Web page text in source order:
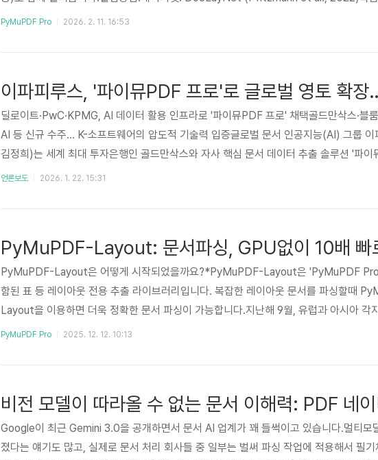
ation) 세트: 6,480 페이지문서 카테고리: 재무 보고서, 과학 논문, 특허, 매뉴얼, 법률
PyMuPDF Pro 2026. 2. 11. 16:53
딜로이트·PwC·KPMG, AI 데이터 활용 인프라로 '파이뮤PDF 프로' 채택골드만삭스·블
AI 등 신규 수주… K-소프트웨어의 압도적 기술력 입증글로벌 문서 인공지능(AI) 그룹 이
김정희)는 세계 최대 투자은행인 골드만삭스와 자사 핵심 문서 데이터 추출 솔루션 '파
yMuPDF Pro)' 공급 계약을 체결했다고 밝혔다. 아울러 블룸버그, 세일즈포스, 미스트랄
언론보도 2026. 1. 22. 15:31
PyMuPDF-Layout은 어떻게 시작되었을까요?*PyMuPDF-Layout은 'PyMuPDF
함된 표 등 레이아웃 전용 추출 라이브러리입니다. 복잡한 레이아웃 문서를 파싱할때
Layout을 이용하면 더욱 정확한 문서 파싱이 가능합니다.지난해 9월, 유럽과 아시아 각
Papyrus와 Artifex 팀원들이 한자리에 모였습니다.( ePapyrus와 Artifex는 전 세계 거
PyMuPDF Pro 2025. 12. 12. 10:13
Google이 최근 Gemini 3.0을 공개하면서 문서 AI 업계가 꽤 들썩이고 있습니다.멀티모
졌다는 얘기도 많고, 실제로 문서 처리 회사들 중 일부는 벌써 파싱 작업에 적용해서 필기